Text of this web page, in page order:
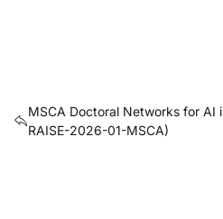
MSCA Doctoral Networks for AI
RAISE-2026-01-MSCA)